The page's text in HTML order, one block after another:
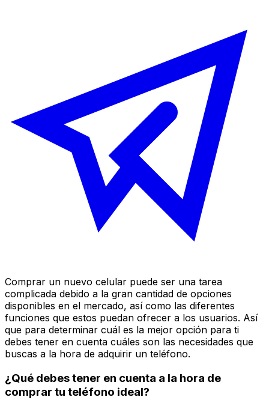
Comprar un nuevo celular puede ser una tarea
complicada debido a la gran cantidad de opciones
disponibles en el mercado, así como las diferentes
funciones que estos puedan ofrecer a los usuarios. Así
que para determinar cuál es la mejor opción para ti
debes tener en cuenta cuáles son las necesidades que
buscas a la hora de adquirir un teléfono.
¿Qué debes tener en cuenta a la hora de
comprar tu teléfono ideal?